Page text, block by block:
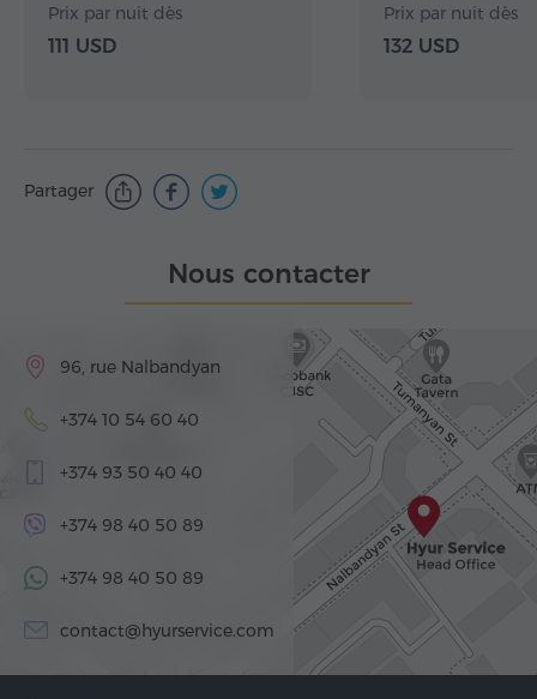
Prix par nuit dès
111 USD
Prix par nuit dès
132 USD
Partager
Nous contacter
96, rue Nalbandyan
+374 10 54 60 40
+374 93 50 40 40
+374 98 40 50 89
+374 98 40 50 89
contact@hyurservice.com